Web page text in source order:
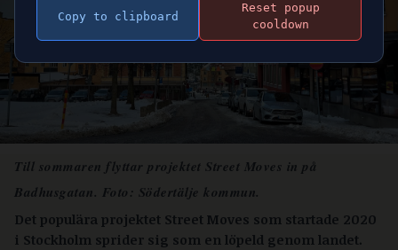
Till sommaren flyttar projektet Street Moves in på
Badhusgatan. Foto: Södertälje kommun.
Det populära projektet Street Moves som startade 2020
i Stockholm sprider sig som en löpeld genom landet.
Copy to clipboard
Reset popup
cooldown